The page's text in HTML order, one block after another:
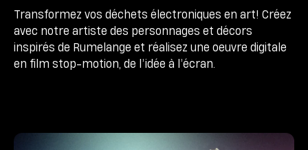
Transformez vos déchets électroniques en art! Créez
avec notre artiste des personnages et décors
inspirés de Rumelange et réalisez une oeuvre digitale
en film stop-motion, de l’idée à l’écran.